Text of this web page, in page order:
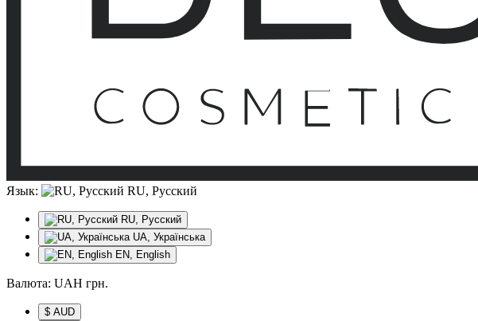
Язык: RU, Русский
RU, Русский
UA, Українська
EN, English
Валюта: UAH грн.
$ AUD